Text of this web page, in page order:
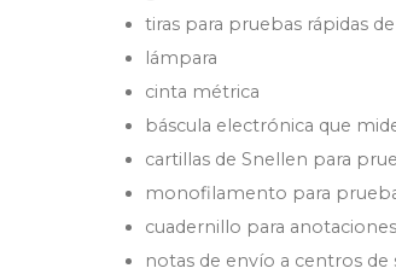
tiras para pruebas rápidas
lámpara
cinta métrica
báscula electrónica que
cartillas de Snellen para
monofilamento para
cuadernillo para anotaciones
notas de envío a centros de